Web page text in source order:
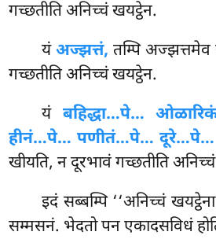
गच्छतीति अनिच्चं खयट्ठेन.
यंअज्झत्तं, तम्पि अज्झत्तमेव
गच्छतीति अनिच्चं खयट्ठेन.
यं बहिद्धा…पे…
हीनं…पे… पणीतं…पे… दूरे…पे…
खीयति, न दूरभावं गच्छतीति
इदं सब्बम्पि ‘‘अनिच्चं
सम्मसनं. भेदतो पन एकादसविधं